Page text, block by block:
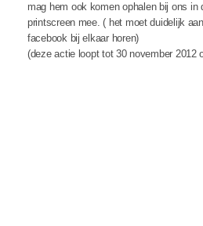
mag hem ook komen ophalen bij ons in
printscreen mee. ( het moet duidelijk
facebook bij elkaar horen)
(deze actie loopt tot 30 november 2012